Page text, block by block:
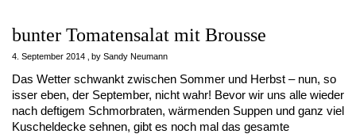
bunter Tomatensalat mit Brousse
4. September 2014 by Sandy Neumann
Das Wetter schwankt zwischen Sommer und Herbst – nun, so
isser eben, der September, nicht wahr! Bevor wir uns alle wieder
nach deftigem Schmorbraten, wärmenden Suppen und ganz viel
Kuscheldecke sehnen, gibt es noch mal das gesamte